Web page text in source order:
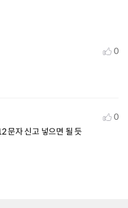
0
0
문자 신고 넣으면 될 듯